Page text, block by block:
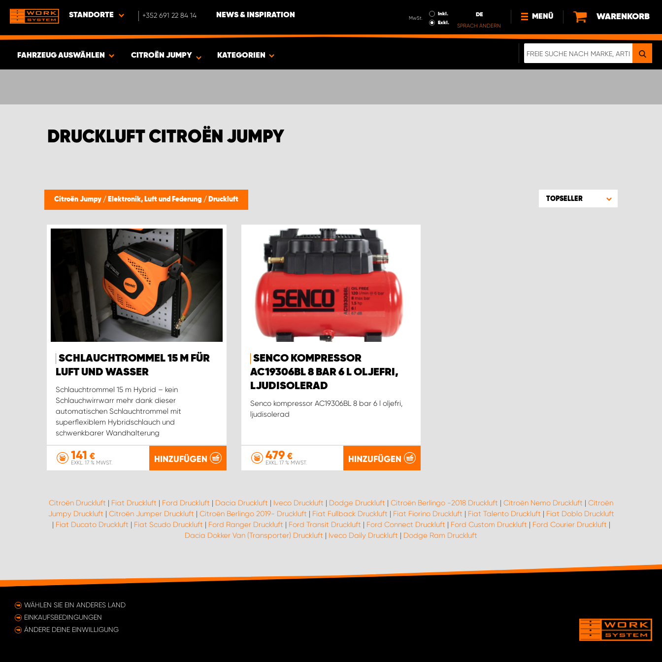
STANDORTE +352 691 22 84 14 NEWS & INSPIRATION MwSt.
Inkl.
Exkl.
DE
SPRACH ÄNDERN
MENÜ
NEWS
WARENKORB
FAHRZEUG AUSWÄHLEN
ARTIKEL
CITROËN JUMPY KATEGORIEN
DRUCKLUFT CITROËN JUMPY
Citroën Jumpy / Elektronik, Luft und Federung / Druckluft TOPSELLER
SCHLAUCHTROMMEL 15 M FÜR
LUFT UND WASSER
Schlauchtrommel 15 m Hybrid – kein
Schlauchwirrwarr mehr dank dieser
automatischen Schlauchtrommel mit
superflexiblem Hybridschlauch und
schwenkbarer Wandhalterung
141 €
EXKL. 17 % MWST. HINZUFÜGEN
SENCO KOMPRESSOR
AC19306BL 8 BAR 6 L OLJEFRI,
LJUDISOLERAD
Senco kompressor AC19306BL 8 bar 6 l oljefri,
ljudisolerad
479€
EXKL. 17 % MWST. HINZUFÜGEN
Citroën Druckluft | Fiat Druckluft | Ford Druckluft | Dacia Druckluft | Iveco Druckluft | Dodge Druckluft | Citroën Berlingo -2018 Druckluft | Citroën Nemo Druckluft | Citroën
Jumpy Druckluft | Citroën Jumper Druckluft | Citroën Berlingo 2019- Druckluft | Fiat Fullback Druckluft | Fiat Fiorino Druckluft | Fiat Talento Druckluft | Fiat Doblo Druckluft
| Fiat Ducato Druckluft | Fiat Scudo Druckluft | Ford Ranger Druckluft | Ford Transit Druckluft | Ford Connect Druckluft | Ford Custom Druckluft | Ford Courier Druckluft |
Dacia Dokker Van (Transporter) Druckluft | Iveco Daily Druckluft | Dodge Ram Druckluft
WÄHLEN SIE EIN ANDERES LAND
EINKAUFSBEDINGUNGEN
ÄNDERE DEINE EINWILLIGUNG